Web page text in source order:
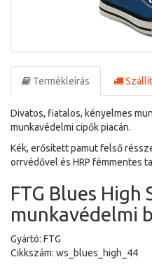
Termékleírás
Divatos, fiatalos, kényelmes
munkavédelmi cipők piacán.
Kék, erősített pamut felső
orrvédővel és HRP fémmentes
FTG Blues High
munkavédelmi
Gyártó: FTG
Cikkszám: ws_blues_high_44